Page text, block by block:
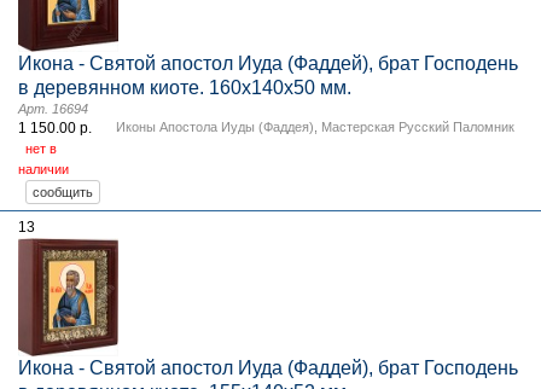
Икона - Святой апостол Иуда (Фаддей), брат Господень
в деревянном киоте. 160х140х50 мм.
Иконы Апостола Иуды (Фаддея) Мастерская Русский Паломник
Арт. 16694
1 150.00 р.
нет в
наличии
13
Икона - Святой апостол Иуда (Фаддей), брат Господень